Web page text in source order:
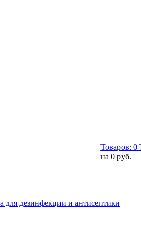
Товаров: 0
на 0 руб.
для дезинфекции и антисептики